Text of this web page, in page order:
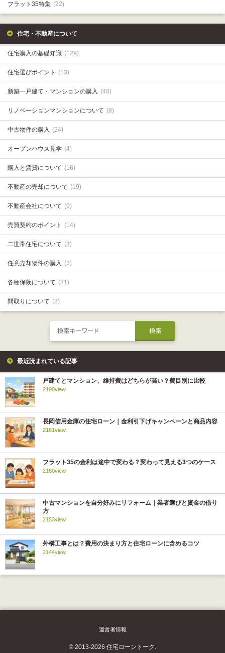
フラット35特集 (22)
住宅・不動産について
住宅購入の基礎知識 (129)
住宅選びポイント (13)
新築一戸建て・マンションの購入 (48)
リノベーションマンションについて (8)
中古物件の購入 (24)
オープンハウス見学 (4)
購入と賃貸について (16)
不動産の売却について (19)
不動産会社について (9)
売買契約のポイント (14)
二世帯住宅について (3)
任意売却物件の購入 (3)
各種保険について (21)
間取りについて (3)
最近読まれている記事
戸建てとマンション、維持費はどちらが高い？費目別に比較
2190view
長岡信用金庫の住宅ローン｜金利引下げキャンペーンと商品内容
2181view
フラット35の金利は途中で変わる？変わって見える3つのケース
2180view
中古マンションを自分好みにリフォーム｜業者選びと資金の借り
方
2153view
外構工事とは？費用の決まり方と住宅ローンに含めるコツ
2144view
運営者情報
© 2013-2026 住宅ローントーク.